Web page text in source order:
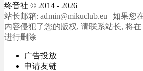
终音社 © 2014 - 2026
站长邮箱: admin@mikuclub.eu | 如果您
内容侵犯了您的版权, 请联系站长, 将
进行删除
广告投放
申请友链